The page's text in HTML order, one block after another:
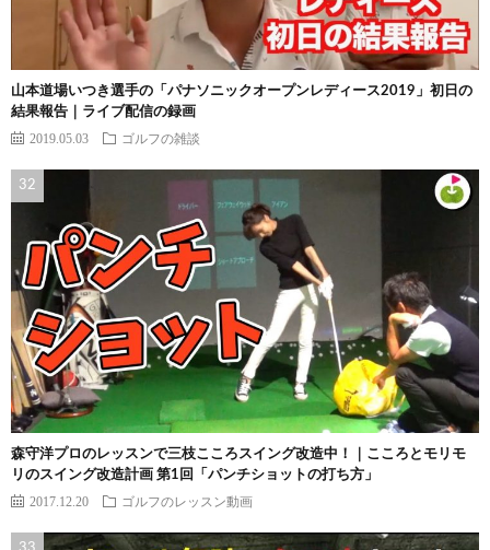
山本道場いつき選手の「パナソニックオープンレディース2019」初日の
結果報告｜ライブ配信の録画
2019.05.03 ゴルフの雑談
森守洋プロのレッスンで三枝こころスイング改造中！｜こころとモリモ
リのスイング改造計画 第1回「パンチショットの打ち方」
2017.12.20 ゴルフのレッスン動画